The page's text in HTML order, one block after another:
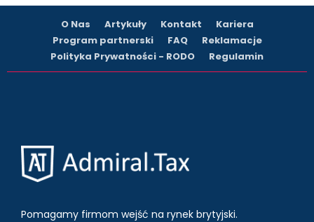
O Nas Artykuły Kontakt
Kariera
Program partnerski
FAQ
Reklamacje
Polityka Prywatności - RODO
Regulamin
Pomagamy firmom wejść na rynek brytyjski.